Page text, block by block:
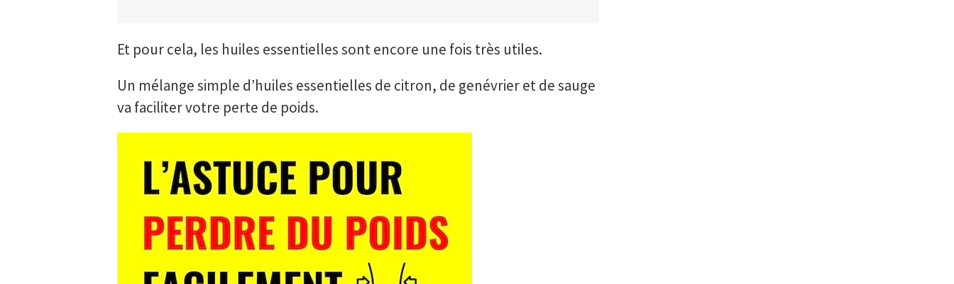
Et pour cela, les huiles essentielles sont encore une fois très utiles.
Un mélange simple d’huiles essentielles de citron, de genévrier et de sauge
va faciliter votre perte de poids.